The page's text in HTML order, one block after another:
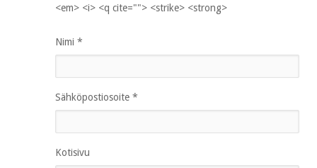
<em> <i> <q cite=""> <strike> <strong>
Nimi *
Sähköpostiosoite *
Kotisivu